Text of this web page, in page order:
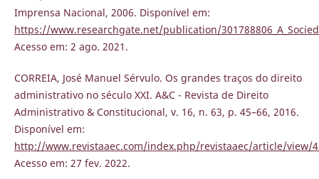
Imprensa Nacional, 2006. Disponível em:
https://www.researchgate.net/publication/
Acesso em: 2 ago. 2021.
CORREIA, José Manuel Sérvulo. Os grandes traços do direito
administrativo no século XXI. A&C - Revista de Direito
Administrativo & Constitucional, v. 16, n. 63, p. 45–66, 2016.
Disponível em:
http://www.revistaaec.com/index.php/revistaaec/article/view/
Acesso em: 27 fev. 2022.